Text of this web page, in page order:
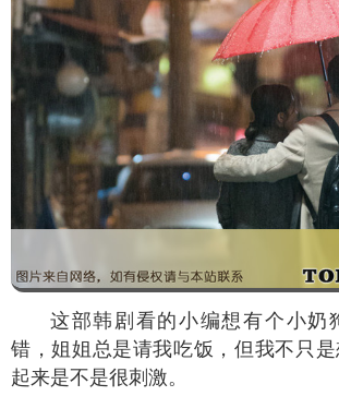
这部韩剧看的小编想有个小奶
错，姐姐总是请我吃饭，但我不只
起来是不是很刺激。